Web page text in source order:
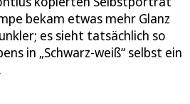
bekam etwas mehr Glanz
es sieht tatsächlich so
in „Schwarz-weiß“ selbst ein